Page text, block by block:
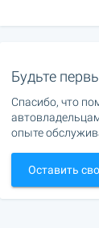
Будьте
Спасибо, что
опыте
Оставить